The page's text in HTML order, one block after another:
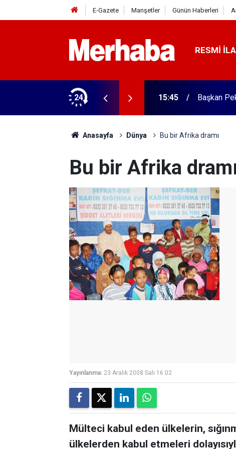
E-Gazete Manşetler Günün Haberleri
RESMI
24
Kampüsü'ne ziyaret 15:45 Başkan
Anasayfa Dünya Bu bir Afrika dramı
Bu bir Afrika
Yayınlanma: 23 Aralık 2008 Salı 16:02
Mülteci kabul eden ülkelerin,
ülkelerden kabul etmeleri